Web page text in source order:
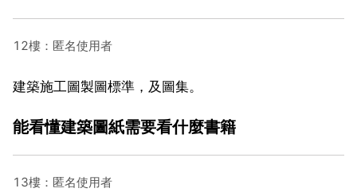
12樓：匿名使用者
建築施工圖製圖標準，及圖集。
能看懂建築圖紙需要看什麼書籍
13樓：匿名使用者